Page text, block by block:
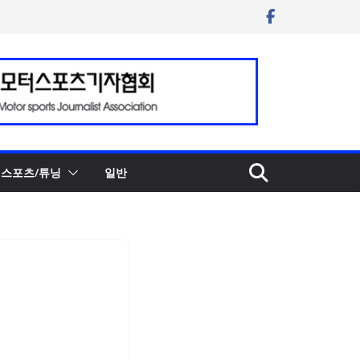
포츠/튜닝 일반